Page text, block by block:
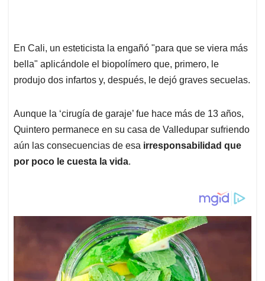
En Cali, un esteticista la engañó "para que se viera más
bella" aplicándole el biopolímero que, primero, le
produjo dos infartos y, después, le dejó graves secuelas.
Aunque la ‘cirugía de garaje’ fue hace más de 13 años,
Quintero permanece en su casa de Valledupar sufriendo
aún las consecuencias de esa irresponsabilidad que
por poco le cuesta la vida.